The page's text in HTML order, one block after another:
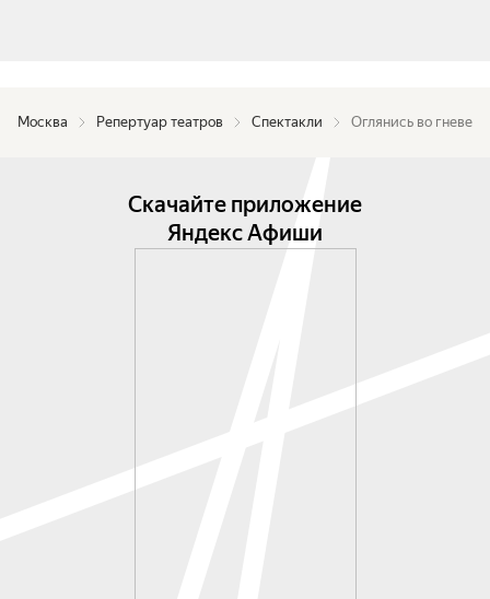
Москва Репертуар театров Спектакли Оглянись во гневе
Скачайте приложение
Яндекс Афиши